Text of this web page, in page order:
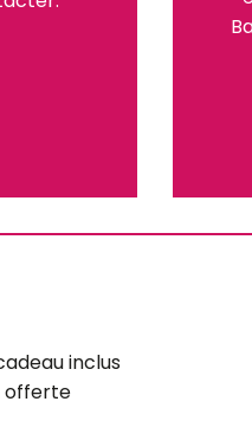
inclus
offerte